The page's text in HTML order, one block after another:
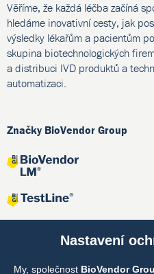
Věříme, že každá léčba začíná
hledáme inovativní cesty, jak
výsledky lékařům a pacientům
skupina biotechnologických
a distribuci IVD produktů a
automatizaci.
Značky BioVendor Group
Nastavení
My, společnost BioVendor